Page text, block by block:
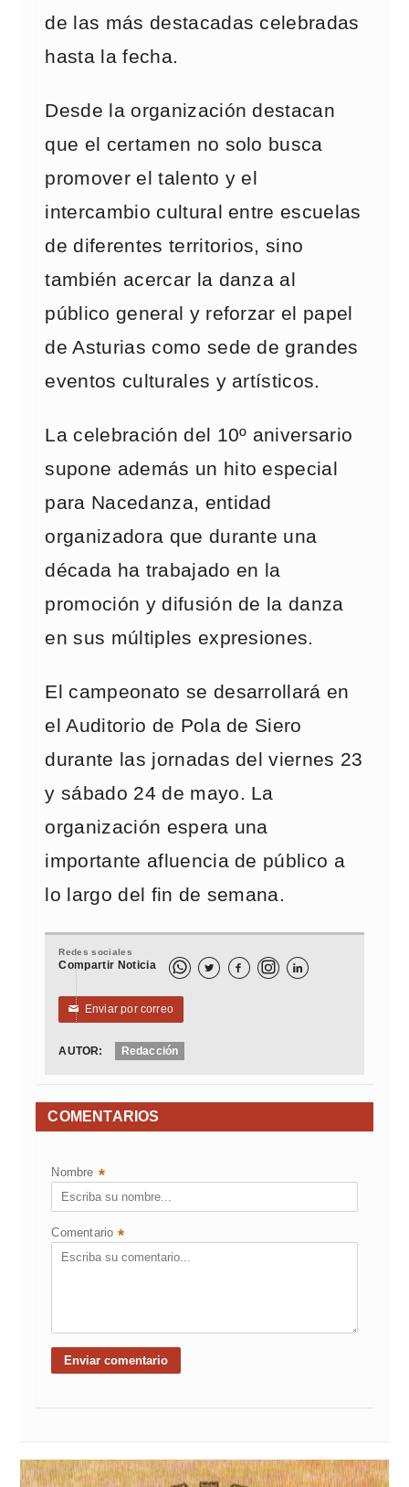
de las más destacadas celebradas
hasta la fecha.
Desde la organización destacan
que el certamen no solo busca
promover el talento y el
intercambio cultural entre escuelas
de diferentes territorios, sino
también acercar la danza al
público general y reforzar el papel
de Asturias como sede de grandes
eventos culturales y artísticos.
La celebración del 10º aniversario
supone además un hito especial
para Nacedanza, entidad
organizadora que durante una
década ha trabajado en la
promoción y difusión de la danza
en sus múltiples expresiones.
El campeonato se desarrollará en
el Auditorio de Pola de Siero
durante las jornadas del viernes 23
y sábado 24 de mayo. La
organización espera una
importante afluencia de público a
lo largo del fin de semana.
Redes sociales
Compartir Noticia   
✉ Enviar por correo
AUTOR: Redacción
COMENTARIOS
Nombre *
Comentario *